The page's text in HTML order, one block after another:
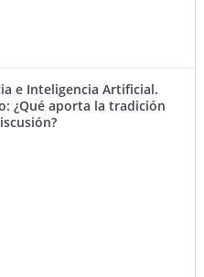
e Inteligencia Artificial.
¿Qué aporta la tradición